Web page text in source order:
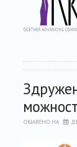
ОБЈАВЕНО НА